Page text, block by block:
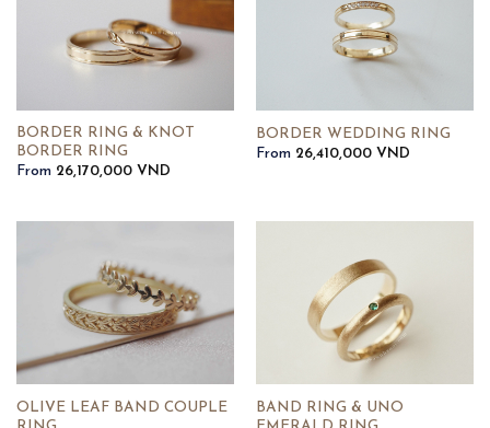
BORDER RING & KNOT
BORDER RING
From 26,170,000 VND
BORDER WEDDING RING
From 26,410,000 VND
OLIVE LEAF BAND COUPLE
BAND RING & UNO